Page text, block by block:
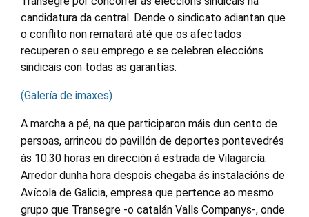
candidatura da central. Dende o sindicato adiantan que
o conflito non rematará até que os afectados
recuperen o seu emprego e se celebren eleccións
sindicais con todas as garantías.
(Galería de imaxes)
A marcha a pé, na que participaron máis dun cento de
persoas, arrincou do pavillón de deportes pontevedrés
ás 10.30 horas en dirección á estrada de Vilagarcía.
Arredor dunha hora despois chegaba ás instalacións de
Avícola de Galicia, empresa que pertence ao mesmo
grupo que Transegre -o catalán Valls Companys-, onde